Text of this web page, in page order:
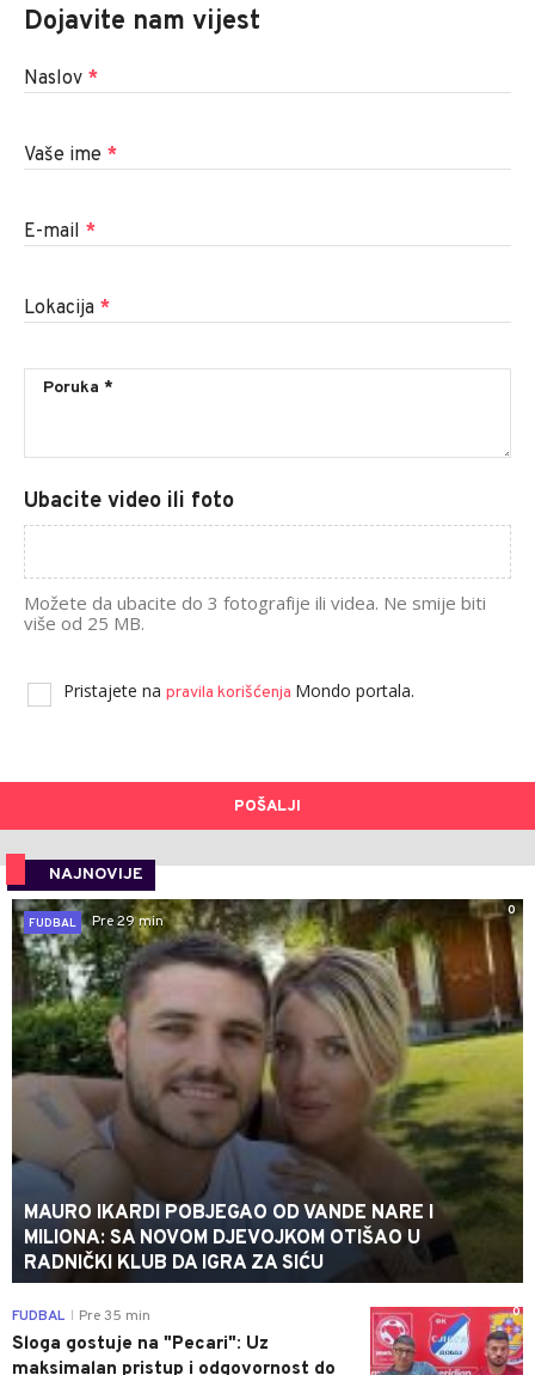
Dojavite nam vijest
Naslov *
Vaše ime *
E-mail *
Lokacija *
Ubacite video ili foto
Možete da ubacite do 3 fotografije ili videa. Ne smije biti
više od 25 MB.
Pristajete na pravila korišćenja Mondo portala.
POŠALJI
NAJNOVIJE
0
FUDBAL
Pre 29 min
MAURO IKARDI POBJEGAO OD VANDE NARE I
MILIONA: SA NOVOM DJEVOJKOM OTIŠAO U
RADNIČKI KLUB DA IGRA ZA SIĆU
0
FUDBAL Pre 35 min
Sloga gostuje na "Pecari": Uz
maksimalan pristup i odgovornost do